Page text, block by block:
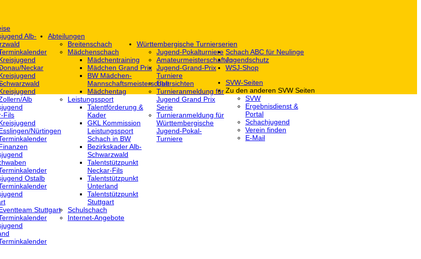
Alb-
Neckar
Alb
Fils
Nürtingen
Ostalb
Stuttgart
Abteilungen
Breitenschach
Mädchenschach
Mädchentraining
Mädchen Grand Prix
BW Mädchen-
Mannschaftsmeisterschaft
Mädchentag
Leistungssport
Talentförderung &
Kader
GKL Kommission
Leistungssport
Schach in BW
Bezirkskader Alb-
Schwarzwald
Talentstützpunkt
Neckar-Fils
Talentstützpunkt
Unterland
Talentstützpunkt
Stuttgart
Schulschach
Internet-Angebote
Württembergische Turnierserien
Jugend-Pokalturniere
Amateurmeisterschaften
Jugend-Grand-Prix
Turniere
Übersichten
Turnieranmeldung für
Jugend Grand Prix
Serie
Turnieranmeldung für
Württembergische
Jugend-Pokal-
Turniere
Schach ABC für Neulinge
Jugendschutz
WSJ-Shop
SVW-Seiten
Zu den anderen SVW Seiten
SVW
Ergebnisdienst &
Portal
Schachjugend
Verein finden
E-Mail